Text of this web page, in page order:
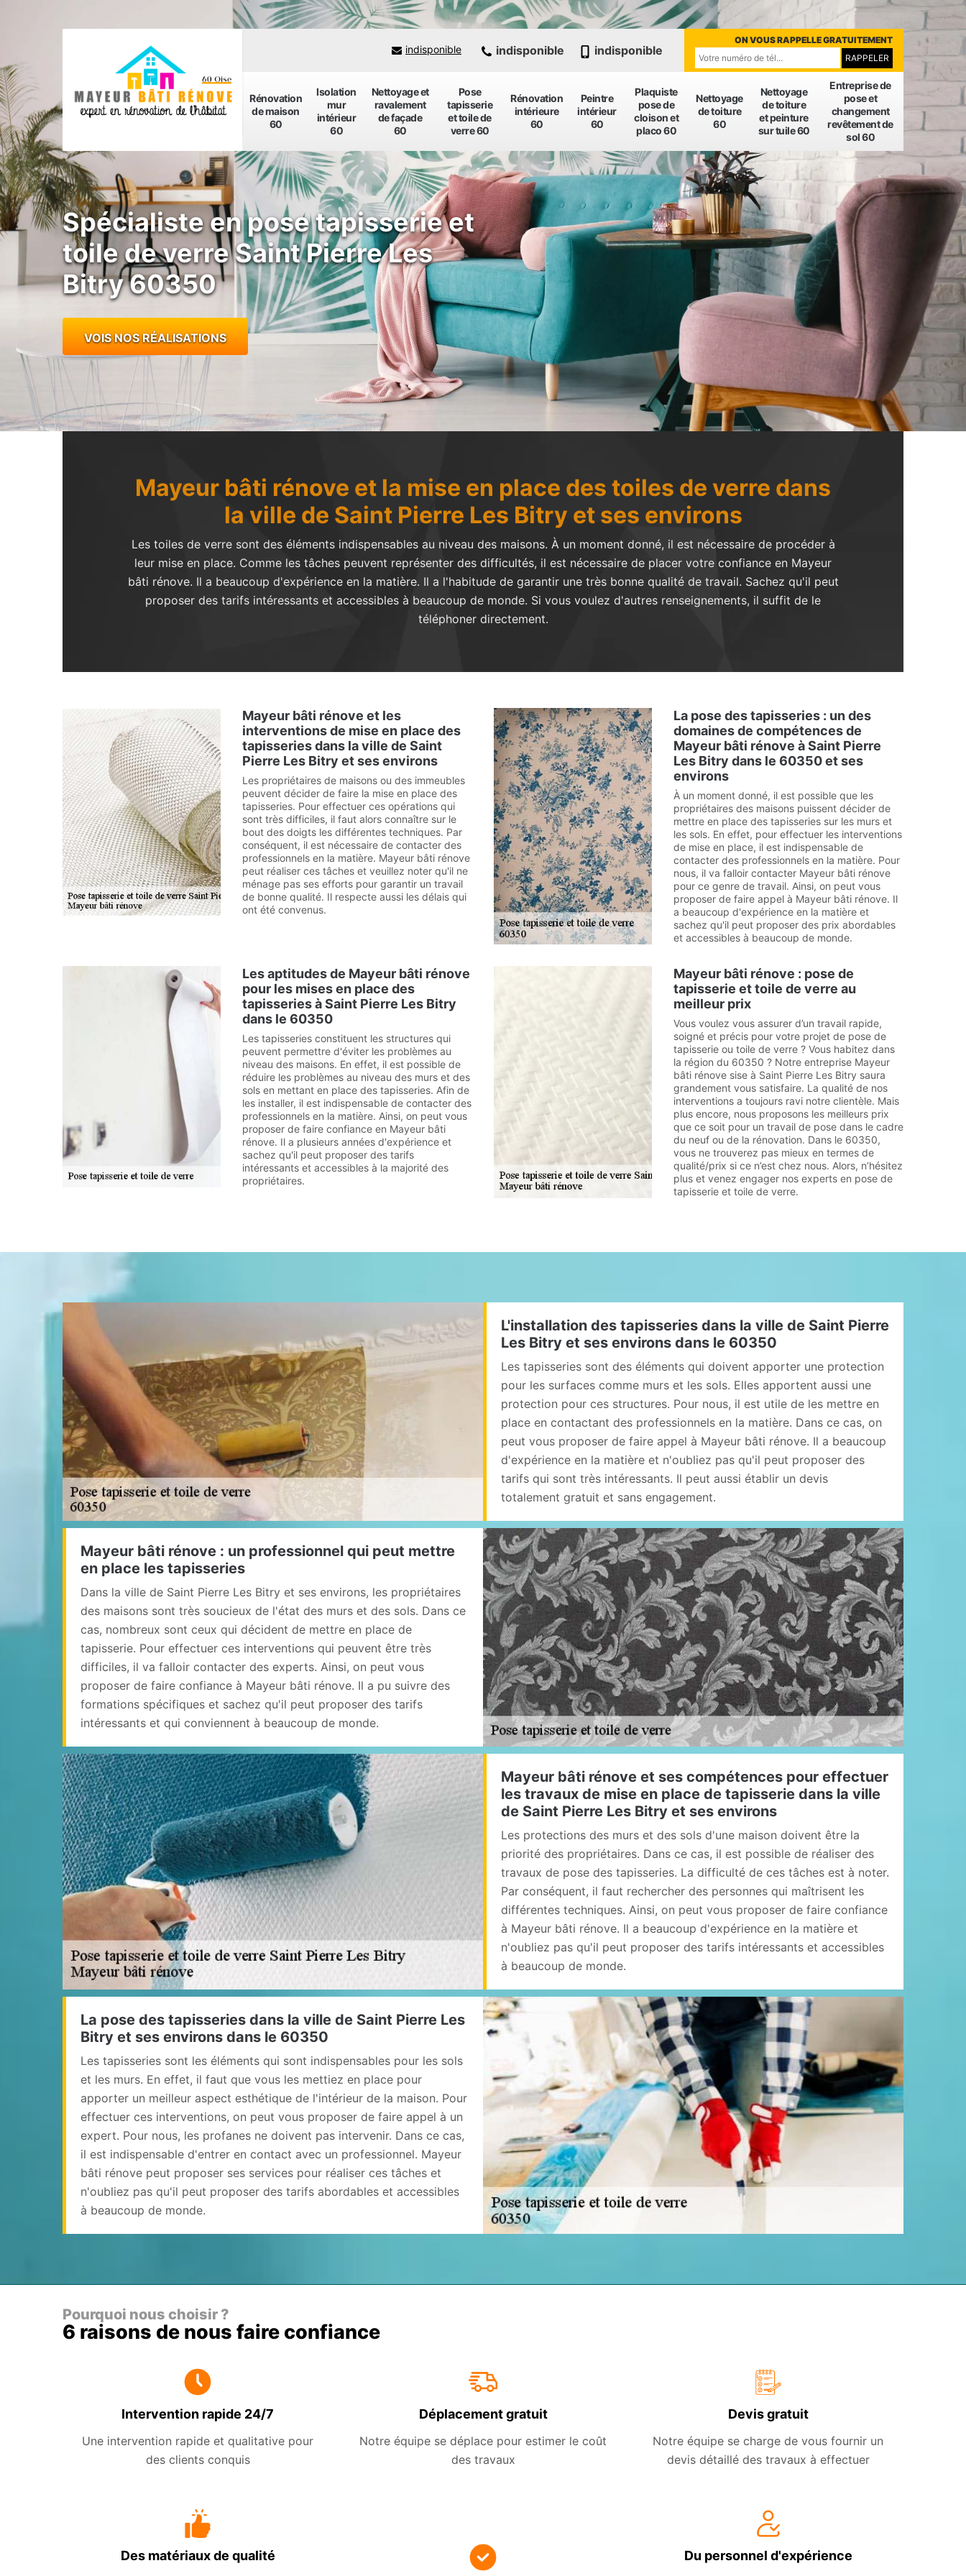
Rénovation
de maison
60
Isolation
mur
intérieur
60
Nettoyage et
ravalement
de façade
60
Pose
tapisserie
et toile de
verre 60
Rénovation
intérieure
60
Peintre
intérieur
60
Plaquiste
pose de
cloison et
placo 60
Nettoyage
de toiture
60
Nettoyage
de toiture
et peinture
sur tuile 60
Entreprise de
pose et
changement
revêtement de
sol 60
indisponible indisponible indisponible
ON VOUS RAPPELLE GRATUITEMENT
Spécialiste en pose tapisserie et
toile de verre Saint Pierre Les
Bitry 60350
VOIS NOS RÉALISATIONS
Mayeur bâti rénove et la mise en place des toiles de verre dans
la ville de Saint Pierre Les Bitry et ses environs
Les toiles de verre sont des éléments indispensables au niveau des maisons. À un moment donné, il est nécessaire de procéder à
leur mise en place. Comme les tâches peuvent représenter des difficultés, il est nécessaire de placer votre confiance en Mayeur
bâti rénove. Il a beaucoup d'expérience en la matière. Il a l'habitude de garantir une très bonne qualité de travail. Sachez qu'il peut
proposer des tarifs intéressants et accessibles à beaucoup de monde. Si vous voulez d'autres renseignements, il suffit de le
téléphoner directement.
Mayeur bâti rénove et les
interventions de mise en place des
tapisseries dans la ville de Saint
Pierre Les Bitry et ses environs
Les propriétaires de maisons ou des immeubles
peuvent décider de faire la mise en place des
tapisseries. Pour effectuer ces opérations qui
sont très difficiles, il faut alors connaître sur le
bout des doigts les différentes techniques. Par
conséquent, il est nécessaire de contacter des
professionnels en la matière. Mayeur bâti rénove
peut réaliser ces tâches et veuillez noter qu'il ne
ménage pas ses efforts pour garantir un travail
de bonne qualité. Il respecte aussi les délais qui
ont été convenus.
La pose des tapisseries : un des
domaines de compétences de
Mayeur bâti rénove à Saint Pierre
Les Bitry dans le 60350 et ses
environs
À un moment donné, il est possible que les
propriétaires des maisons puissent décider de
mettre en place des tapisseries sur les murs et
les sols. En effet, pour effectuer les interventions
de mise en place, il est indispensable de
contacter des professionnels en la matière. Pour
nous, il va falloir contacter Mayeur bâti rénove
pour ce genre de travail. Ainsi, on peut vous
proposer de faire appel à Mayeur bâti rénove. Il
a beaucoup d'expérience en la matière et
sachez qu'il peut proposer des prix abordables
et accessibles à beaucoup de monde.
Les aptitudes de Mayeur bâti rénove
pour les mises en place des
tapisseries à Saint Pierre Les Bitry
dans le 60350
Les tapisseries constituent les structures qui
peuvent permettre d'éviter les problèmes au
niveau des maisons. En effet, il est possible de
réduire les problèmes au niveau des murs et des
sols en mettant en place des tapisseries. Afin de
les installer, il est indispensable de contacter des
professionnels en la matière. Ainsi, on peut vous
proposer de faire confiance en Mayeur bâti
rénove. Il a plusieurs années d'expérience et
sachez qu'il peut proposer des tarifs
intéressants et accessibles à la majorité des
propriétaires.
Mayeur bâti rénove : pose de
tapisserie et toile de verre au
meilleur prix
Vous voulez vous assurer d’un travail rapide,
soigné et précis pour votre projet de pose de
tapisserie ou toile de verre ? Vous habitez dans
la région du 60350 ? Notre entreprise Mayeur
bâti rénove sise à Saint Pierre Les Bitry saura
grandement vous satisfaire. La qualité de nos
interventions a toujours ravi notre clientèle. Mais
plus encore, nous proposons les meilleurs prix
que ce soit pour un travail de pose dans le cadre
du neuf ou de la rénovation. Dans le 60350,
vous ne trouverez pas mieux en termes de
qualité/prix si ce n’est chez nous. Alors, n’hésitez
plus et venez engager nos experts en pose de
tapisserie et toile de verre.
L'installation des tapisseries dans la ville de Saint Pierre
Les Bitry et ses environs dans le 60350
Les tapisseries sont des éléments qui doivent apporter une protection
pour les surfaces comme murs et les sols. Elles apportent aussi une
protection pour ces structures. Pour nous, il est utile de les mettre en
place en contactant des professionnels en la matière. Dans ce cas, on
peut vous proposer de faire appel à Mayeur bâti rénove. Il a beaucoup
d'expérience en la matière et n'oubliez pas qu'il peut proposer des
tarifs qui sont très intéressants. Il peut aussi établir un devis
totalement gratuit et sans engagement.
Mayeur bâti rénove : un professionnel qui peut mettre
en place les tapisseries
Dans la ville de Saint Pierre Les Bitry et ses environs, les propriétaires
des maisons sont très soucieux de l'état des murs et des sols. Dans ce
cas, nombreux sont ceux qui décident de mettre en place de
tapisserie. Pour effectuer ces interventions qui peuvent être très
difficiles, il va falloir contacter des experts. Ainsi, on peut vous
proposer de faire confiance à Mayeur bâti rénove. Il a pu suivre des
formations spécifiques et sachez qu'il peut proposer des tarifs
intéressants et qui conviennent à beaucoup de monde.
Mayeur bâti rénove et ses compétences pour effectuer
les travaux de mise en place de tapisserie dans la ville
de Saint Pierre Les Bitry et ses environs
Les protections des murs et des sols d'une maison doivent être la
priorité des propriétaires. Dans ce cas, il est possible de réaliser des
travaux de pose des tapisseries. La difficulté de ces tâches est à noter.
Par conséquent, il faut rechercher des personnes qui maîtrisent les
différentes techniques. Ainsi, on peut vous proposer de faire confiance
à Mayeur bâti rénove. Il a beaucoup d'expérience en la matière et
n'oubliez pas qu'il peut proposer des tarifs intéressants et accessibles
à beaucoup de monde.
La pose des tapisseries dans la ville de Saint Pierre Les
Bitry et ses environs dans le 60350
Les tapisseries sont les éléments qui sont indispensables pour les sols
et les murs. En effet, il faut que vous les mettiez en place pour
apporter un meilleur aspect esthétique de l'intérieur de la maison. Pour
effectuer ces interventions, on peut vous proposer de faire appel à un
expert. Pour nous, les profanes ne doivent pas intervenir. Dans ce cas,
il est indispensable d'entrer en contact avec un professionnel. Mayeur
bâti rénove peut proposer ses services pour réaliser ces tâches et
n'oubliez pas qu'il peut proposer des tarifs abordables et accessibles
à beaucoup de monde.
Pourquoi nous choisir ?
6 raisons de nous faire confiance
Intervention rapide 24/7
Une intervention rapide et qualitative pour
des clients conquis
Déplacement gratuit
Notre équipe se déplace pour estimer le coût
des travaux
Devis gratuit
Notre équipe se charge de vous fournir un
devis détaillé des travaux à effectuer
Des matériaux de qualité Du personnel d'expérience